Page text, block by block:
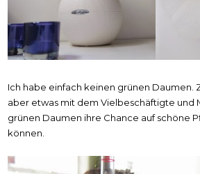
Ich habe einfach keinen grünen Daumen.
aber etwas mit dem Vielbeschäftigte und
grünen Daumen ihre Chance auf schöne
können.